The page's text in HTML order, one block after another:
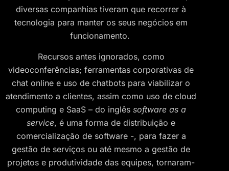
diversas companhias tiveram que recorrer à
tecnologia para manter os seus negócios em
funcionamento.
Recursos antes ignorados, como
videoconferências; ferramentas corporativas de
chat online e uso de chatbots para viabilizar o
atendimento a clientes, assim como uso de cloud
computing e SaaS – do inglês software as a
service, é uma forma de distribuição e
comercialização de software -, para fazer a
gestão de serviços ou até mesmo a gestão de
projetos e produtividade das equipes, tornaram-